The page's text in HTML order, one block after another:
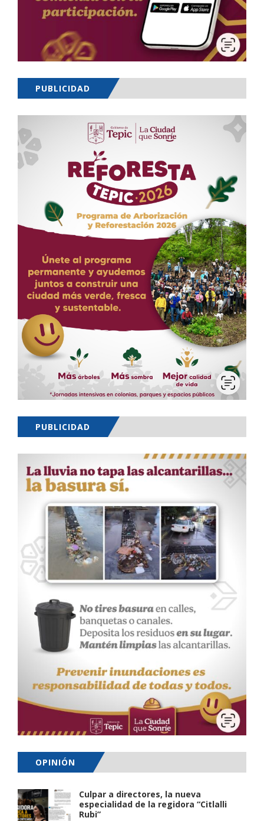
PUBLICIDAD
PUBLICIDAD
OPINIÓN
Culpar a directores, la nueva
especialidad de la regidora “Citlalli
Rubi”